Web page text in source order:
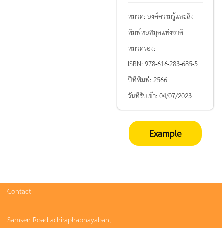
หมวด:องค์ความรู้และสิ่ง
พิมพ์หอสมุดแห่งชาติ
หมวดรอง:-
ISBN:978-616-283-685-5
ปีที่พิมพ์:2566
วันที่รับเข้า:04/07/2023
Example
Contact
Samsen Road achiraphaphayaban,